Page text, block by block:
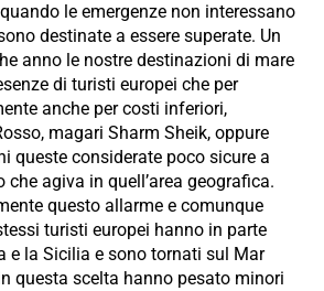
le emergenze non interessano
destinate a essere superate. Un
anno le nostre destinazioni di mare
di turisti europei che per
anche per costi inferiori,
magari Sharm Sheik, oppure
queste considerate poco sicure a
agiva in quell’area geografica.
questo allarme e comunque
turisti europei hanno in parte
e la Sicilia e sono tornati sul Mar
questa scelta hanno pesato minori